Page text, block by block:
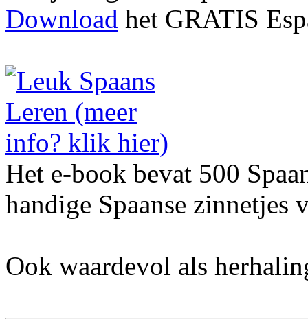
Download het GRATIS
Het e-book bevat 500
handige Spaanse zinnetjes
Ook waardevol als